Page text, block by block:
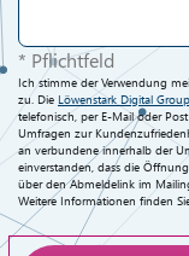
* Pflichtfeld
Ich stimme der Verwendung
zu. Die Löwenstark Digital
telefonisch, per E-Mail oder
Umfragen zur
an verbundene innerhalb der
einverstanden, dass die
über den Abmeldelink im
Weitere Informationen finden